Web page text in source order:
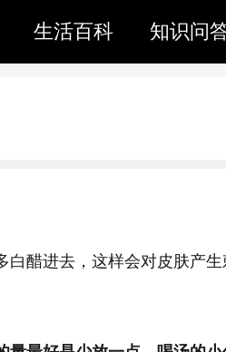
生活百科 知识问
醋进去，这样会对皮肤产